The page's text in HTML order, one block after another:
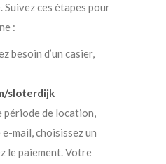
Suivez ces étapes pour
:
besoin d’un casier,
sloterdijk
période de location,
mail, choisissez un
le paiement. Votre